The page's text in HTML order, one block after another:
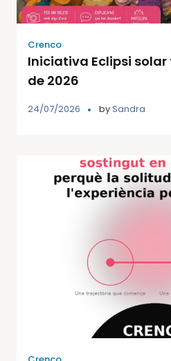
Crenco
Iniciativa Eclipsi solar
de 2026
24/07/2026 bySandra